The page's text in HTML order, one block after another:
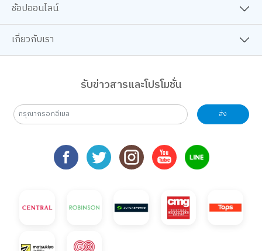
ช้อปออนไลน์
เกี่ยวกับเรา
รับข่าวสารและโปรโมชั่น
ส่ง